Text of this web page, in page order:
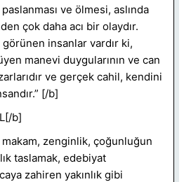
ve ölmesi, aslında
çok daha acı bir olaydır.
görünen insanlar vardır ki,
manevi duygularının ve can
ve gerçek cahil, kendini
[/b]
b]
zenginlik, çoğunluğun
taslamak, edebiyat
zahiren yakınlık gibi